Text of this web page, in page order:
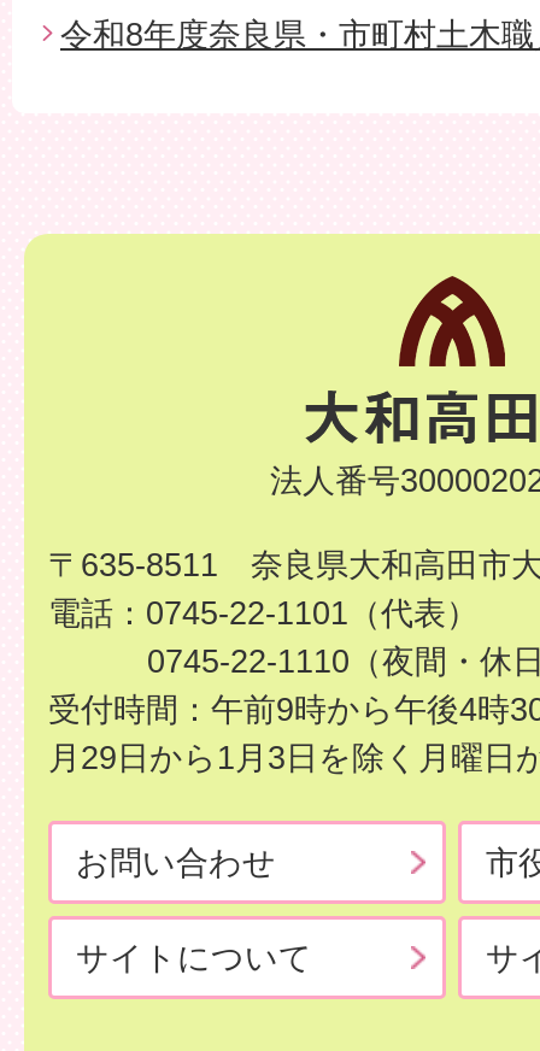
令和8年度奈良県・市町村土木
法人番号
〒635-8511 奈良県大和高田市
電話：0745-22-1101（代表）
0745-22-1110（夜間・休
受付時間：午前9時から午後4時
月29日から1月3日を除く月曜日
お問い合わせ 市
サイトについて サ